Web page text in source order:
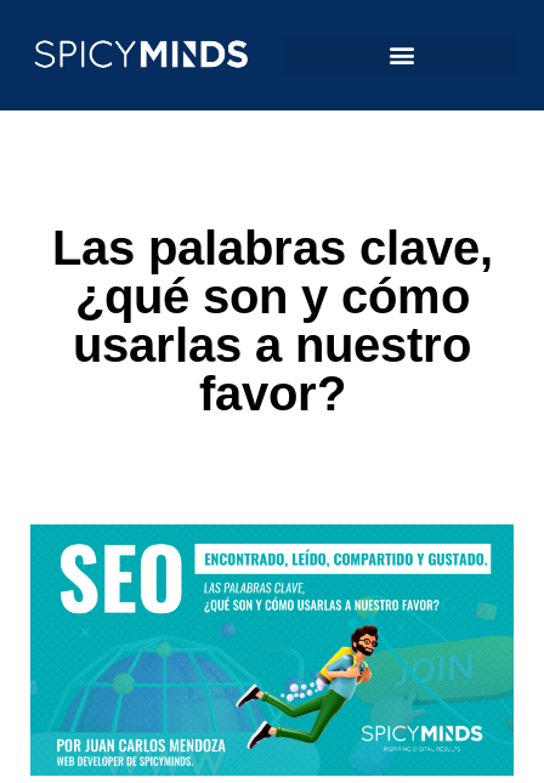
Las palabras clave,
¿qué son y cómo
usarlas a nuestro
favor?